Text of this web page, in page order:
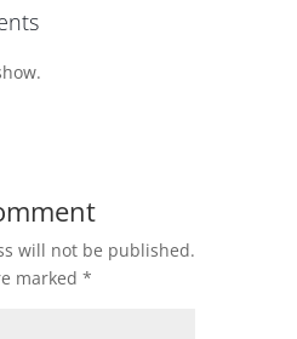
will not be published.
marked *